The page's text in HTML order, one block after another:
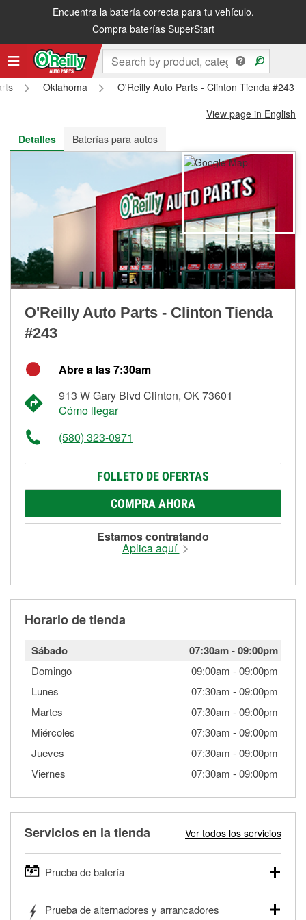
Encuentra la batería correcta para tu vehículo.
Compra baterías SuperStart
Recibe tu orden gratis al día siguiente o recógela en la tienda
Oklahoma
O'Reilly Auto Parts - Clinton Tienda #243
View page in English
Detalles
Baterías para autos
O'Reilly Auto Parts - Clinton Tienda
#243
Abre a las 7:30am
913 W Gary Blvd Clinton, OK 73601
Cómo llegar
(580) 323-0971
FOLLETO DE OFERTAS
COMPRA AHORA
Estamos contratando
Aplica aquí
Horario de tienda
Sábado 07:30am-09:00pm
Domingo 09:00am -09:00pm
Lunes
07:30am -09:00pm
Martes
07:30am -09:00pm
Miércoles
07:30am -09:00pm
Jueves
07:30am -09:00pm
Viernes
07:30am -09:00pm
Servicios en la tienda Ver todos los servicios
Prueba de batería
autos, camionetas, SUVs, vehículos comerciales y
Prueba de alternadores y arrancadores